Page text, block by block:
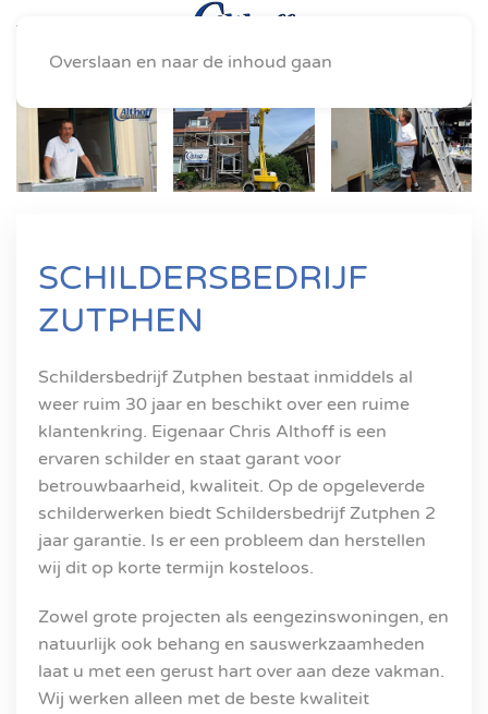
Overslaan en naar de inhoud gaan
SCHILDERSBEDRIJF
ZUTPHEN
Schildersbedrijf Zutphen bestaat inmiddels al
weer ruim 30 jaar en beschikt over een ruime
klantenkring. Eigenaar Chris Althoff is een
ervaren schilder en staat garant voor
betrouwbaarheid, kwaliteit. Op de opgeleverde
schilderwerken biedt Schildersbedrijf Zutphen 2
jaar garantie. Is er een probleem dan herstellen
wij dit op korte termijn kosteloos.
Zowel grote projecten als eengezinswoningen, en
natuurlijk ook behang en sauswerkzaamheden
laat u met een gerust hart over aan deze vakman.
Wij werken alleen met de beste kwaliteit